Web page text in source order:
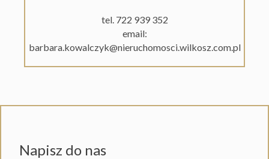
tel. 722 939 352
email:
barbara.kowalczyk@nieruchomosci.wilkosz.com.pl
Napisz do nas